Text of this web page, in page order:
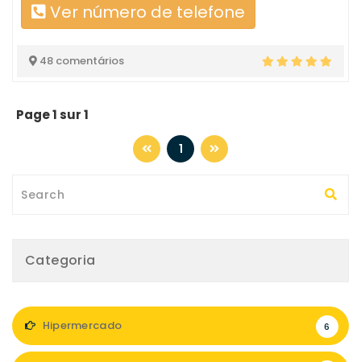
Ver número de telefone
48 comentários
Page 1 sur 1
1
Categoria
Hipermercado 6